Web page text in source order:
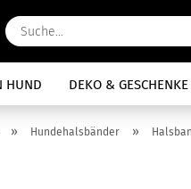
HUND DEKO & GESCHENKE
» Hundehalsbänder »